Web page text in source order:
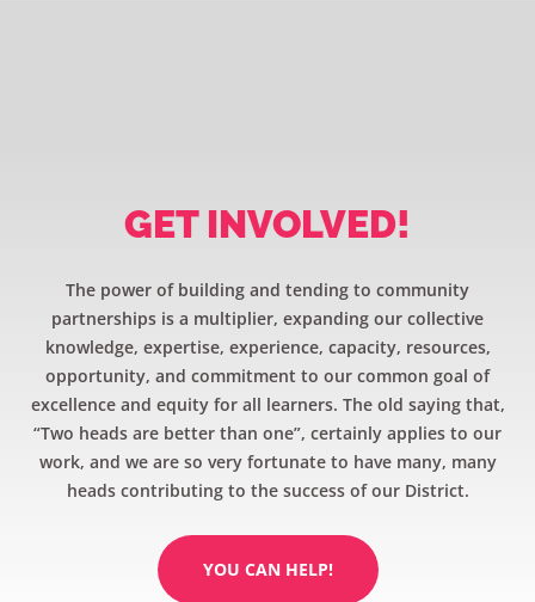
GET INVOLVED!
The power of building and tending to community
partnerships is a multiplier, expanding our collective
knowledge, expertise, experience, capacity, resources,
opportunity, and commitment to our common goal of
excellence and equity for all learners. The old saying that,
“Two heads are better than one”, certainly applies to our
work, and we are so very fortunate to have many, many
heads contributing to the success of our District.
YOU CAN HELP!